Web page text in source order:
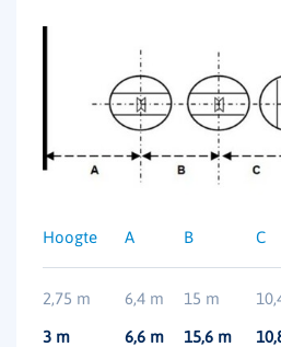
Hoogte A B C
2,75 m 6,4 m 15 m
3 m 6,6 m 15,6 m